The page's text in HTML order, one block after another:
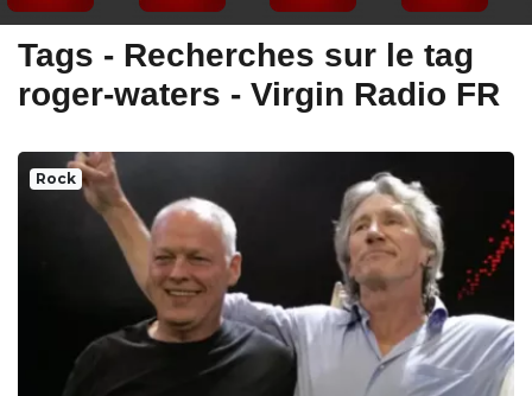
Tags - Recherches sur le tag
roger-waters - Virgin Radio FR
Rock